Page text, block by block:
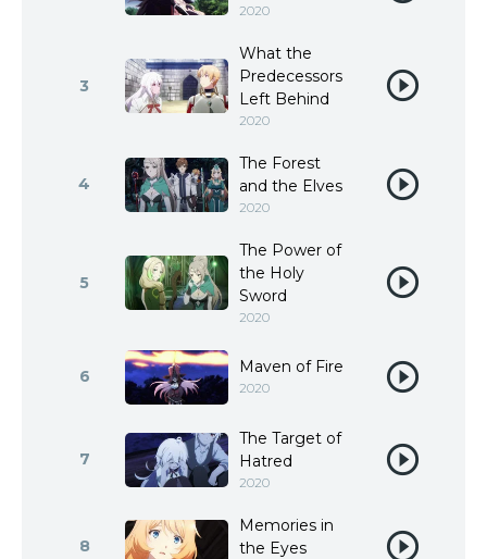
2020
3
What the
Predecessors
Left Behind
2020
4
The Forest
and the Elves
2020
5
The Power of
the Holy
Sword
2020
6 Maven of Fire
2020
7
The Target of
Hatred
2020
8
Memories in
the Eyes